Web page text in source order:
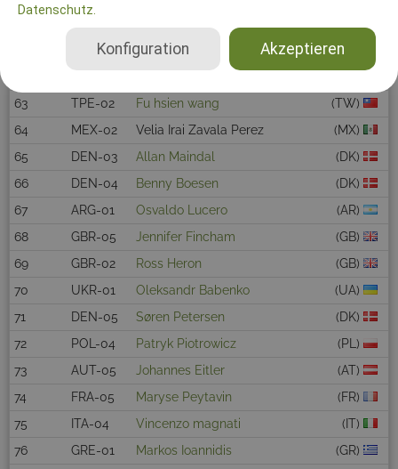
Datenschutz.
Akzeptieren
Konfiguration
CAN-01 Lance Collins
(CA)
63
TPE-02 Fu hsien wang
(TW)
64
MEX-02 Velia Irai Zavala Perez
(MX)
65
DEN-03 Allan Maindal
(DK)
66
DEN-04 Benny Boesen
(DK)
67
ARG-01 Osvaldo Lucero
(AR)
68
GBR-05 Jennifer Fincham
(GB)
69
GBR-02 Ross Heron
(GB)
70
UKR-01 Oleksandr Babenko
(UA)
71
DEN-05 Søren Petersen
(DK)
72
POL-04 Patryk Piotrowicz
(PL)
73
AUT-05 Johannes Eitler
(AT)
74
FRA-05 Maryse Peytavin
(FR)
75
ITA-04 Vincenzo magnati
(IT)
76
GRE-01 Markos Ioannidis
(GR)